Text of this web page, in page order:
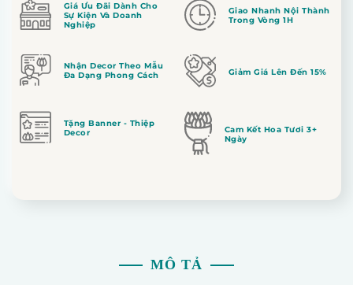
Giá Ưu Đãi Dành Cho
Sự Kiện Và Doanh
Nghiệp
Giao Nhanh Nội Thành
Trong Vòng 1H
Nhận Decor Theo Mẫu
Đa Dạng Phong Cách
Giảm Giá Lên Đến 15%
Tặng Banner - Thiệp
Decor
Cam Kết Hoa Tươi 3+
Ngày
MÔ TẢ